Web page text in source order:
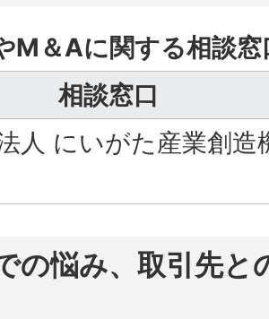
M＆Aに関する相談窓
相談窓口
人 にいがた産業創造
の悩み、取引先と